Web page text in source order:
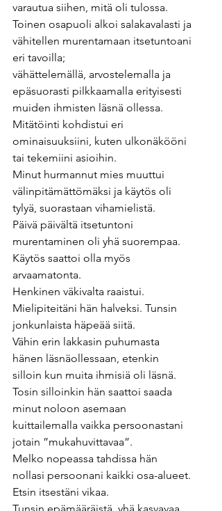
varautua siihen, mitä oli tulossa.
Toinen osapuoli alkoi salakavalasti ja
vähitellen murentamaan itsetuntoani
eri tavoilla;
vähättelemällä, arvostelemalla ja
epäsuorasti pilkkaamalla erityisesti
muiden ihmisten läsnä ollessa.
Mitätöinti kohdistui eri
ominaisuuksiini, kuten ulkonäkööni
tai tekemiini asioihin.
Minut hurmannut mies muuttui
välinpitämättömäksi ja käytös oli
tylyä, suorastaan vihamielistä.
Päivä päivältä itsetuntoni
murentaminen oli yhä suorempaa.
Käytös saattoi olla myös
arvaamatonta.
Henkinen väkivalta raaistui.
Mielipiteitäni hän halveksi. Tunsin
jonkunlaista häpeää siitä.
Vähin erin lakkasin puhumasta
hänen läsnäollessaan, etenkin
silloin kun muita ihmisiä oli läsnä.
Tosin silloinkin hän saattoi saada
minut noloon asemaan
kuittailemalla vaikka persoonastani
jotain ”mukahuvittavaa”.
Melko nopeassa tahdissa hän
nollasi persoonani kaikki osa-alueet.
Etsin itsestäni vikaa.